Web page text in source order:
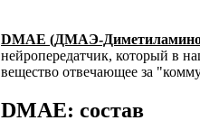
DMAE (ДМАЭ-
нейропередатчик, который в
вещество отвечающее за
DMAE: состав